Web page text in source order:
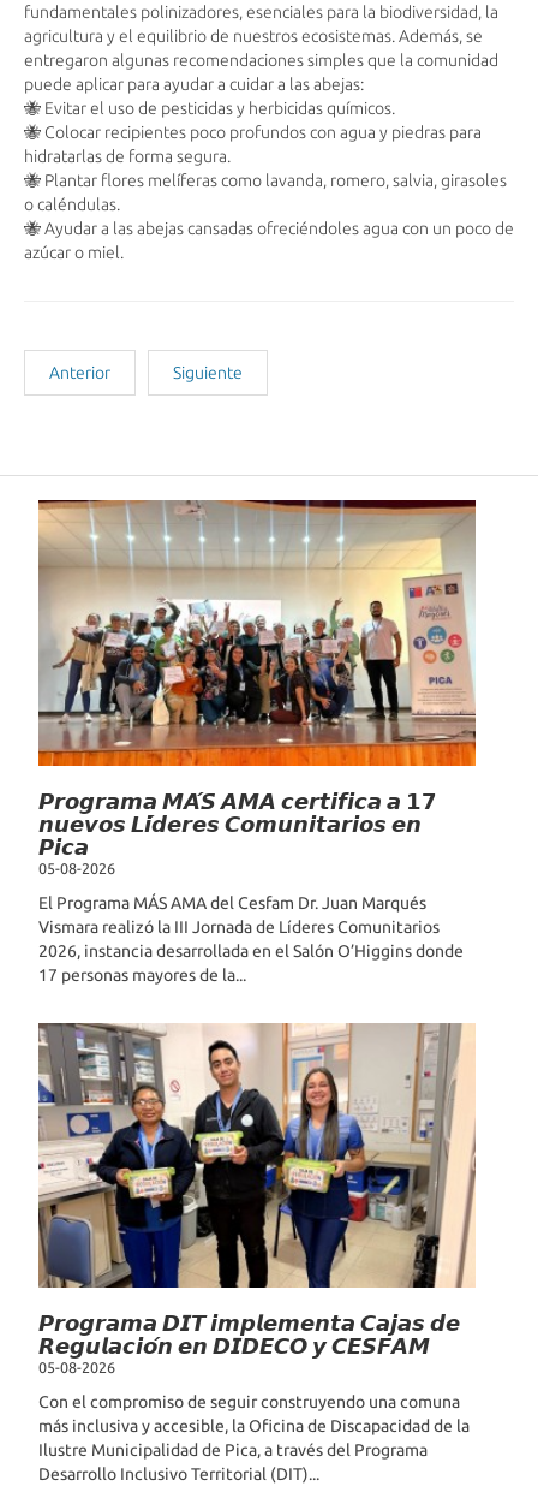
fundamentales polinizadores, esenciales para la biodiversidad, la
agricultura y el equilibrio de nuestros ecosistemas. Además, se
entregaron algunas recomendaciones simples que la comunidad
puede aplicar para ayudar a cuidar a las abejas:
🐝 Evitar el uso de pesticidas y herbicidas químicos.
🐝 Colocar recipientes poco profundos con agua y piedras para
hidratarlas de forma segura.
🐝 Plantar flores melíferas como lavanda, romero, salvia, girasoles
o caléndulas.
🐝 Ayudar a las abejas cansadas ofreciéndoles agua con un poco de
azúcar o miel.
Anterior Siguiente
𝙋𝙧𝙤𝙜𝙧𝙖𝙢𝙖 𝙈𝘼́𝙎 𝘼𝙈𝘼 𝙘𝙚𝙧𝙩𝙞𝙛𝙞𝙘𝙖 𝙖 𝟭𝟳
𝙣𝙪𝙚𝙫𝙤𝙨 𝙇𝙞́𝙙𝙚𝙧𝙚𝙨 𝘾𝙤𝙢𝙪𝙣𝙞𝙩𝙖𝙧𝙞𝙤𝙨 𝙚𝙣
𝙋𝙞𝙘𝙖
05-08-2026
El Programa MÁS AMA del Cesfam Dr. Juan Marqués
Vismara realizó la III Jornada de Líderes Comunitarios
2026, instancia desarrollada en el Salón O’Higgins donde
17 personas mayores de la...
𝙋𝙧𝙤𝙜𝙧𝙖𝙢𝙖 𝘿𝙄𝙏 𝙞𝙢𝙥𝙡𝙚𝙢𝙚𝙣𝙩𝙖 𝘾𝙖𝙟𝙖𝙨 𝙙𝙚
𝙍𝙚𝙜𝙪𝙡𝙖𝙘𝙞𝙤́𝙣 𝙚𝙣 𝘿𝙄𝘿𝙀𝘾𝙊 𝙮 𝘾𝙀𝙎𝙁𝘼𝙈
05-08-2026
Con el compromiso de seguir construyendo una comuna
más inclusiva y accesible, la Oficina de Discapacidad de la
Ilustre Municipalidad de Pica, a través del Programa
Desarrollo Inclusivo Territorial (DIT)...